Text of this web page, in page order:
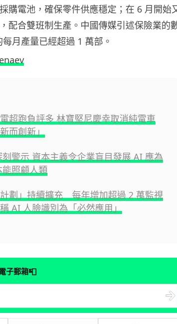
購電池，確保零件供應穩定；在 6 月開始
配合雙班制生產。中國傳媒引述保險業的
月產量已經超過 1 萬部。
超跑負評多 林寶堅尼慶幸取消純電車
而創新」
警示 資本主義令企業盲目發展 AI 應為
照顧人類
劃」持續擴充 每年增加超過 2 萬監視
AI 人臉識別為「必然應用」
子郵箱📮